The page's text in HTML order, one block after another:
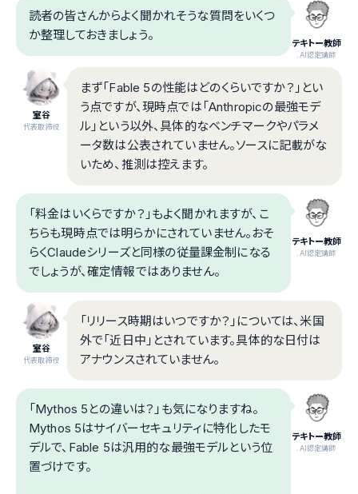
テキトー教師
.AI認定講師
読者の皆さんからよく聞かれそうな質問をいくつ
か整理しておきましょう。
室谷
代表取締役
まず「Fable 5の性能はどのくらいですか？」とい
う点ですが、現時点では「Anthropicの最強モデ
ル」という以外、具体的なベンチマークやパラメ
ータ数は公表されていません。ソースに記載がな
いため、推測は控えます。
テキトー教師
.AI認定講師
「料金はいくらですか？」もよく聞かれますが、こ
ちらも現時点では明らかにされていません。おそ
らくClaudeシリーズと同様の従量課金制になる
でしょうが、確定情報ではありません。
室谷
代表取締役
「リリース時期はいつですか？」については、米国
外で「近日中」とされています。具体的な日付は
アナウンスされていません。
テキトー教師
.AI認定講師
「Mythos 5との違いは？」も気になりますね。
Mythos 5はサイバーセキュリティに特化したモ
デルで、Fable 5は汎用的な最強モデルという位
置づけです。